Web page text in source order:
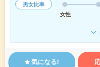
男女比率
女性
気になる!